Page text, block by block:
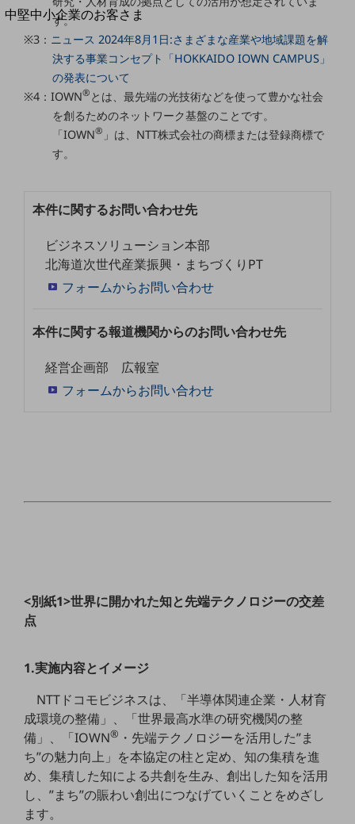
別ウィンドウで開きます
中堅中小企業のお客さま
NTTドコモビジネスウォッチ
ビジネスお役立ち情報
旬な話題やお役立ち資料などDXの課題を
解決するヒントをお届けする記事サイト
お役立ち資料ダウンロード
トレンド記事特集
課題やニーズに合ったサービスをご紹介し、
お悩みから見つける
お悩みから見つけるTOP
ネットワーク
モバイル・音声
製造業
地域産業
ゲーム感覚で見つける
ビジネスお悩み診断
NTTドコモビジネス
オンラインショップ
モバイル・ICTサービスをオンラインで
相談・申し込みができるバーチャルショップ
法人向けモバイルトップ
はじめての方へ
サービス・商品を探す
新規会員登録/ログインはこちら
す。
※3： ニュース 2024年8月1日:さまざまな産業や地域課題を解
決する事業コンセプト「HOKKAIDO IOWN CAMPUS」
の発表について
※4：IOWN® とは、最先端の光技術などを使って豊かな社会
を創るためのネットワーク基盤のことです。
「IOWN® 」は、NTT株式会社の商標または登録商標で
す。
本件に関するお問い合わせ先
ビジネスソリューション本部
北海道次世代産業振興・まちづくりPT
フォームからお問い合わせ
本件に関する報道機関からのお問い合わせ先
経営企画部 広報室
フォームからお問い合わせ
<別紙1>世界に開かれた知と先端テクノロジーの交差
点
1.実施内容とイメージ
NTTドコモビジネスは、「半導体関連企業・人材育
成環境の整備」、「世界最高水準の研究機関の整
備」、「IOWN® ・先端テクノロジーを活用した”ま
ち”の魅力向上」を本協定の柱と定め、知の集積を進
め、集積した知による共創を生み、創出した知を活用
し、”まち”の賑わい創出につなげていくことをめざし
ます。